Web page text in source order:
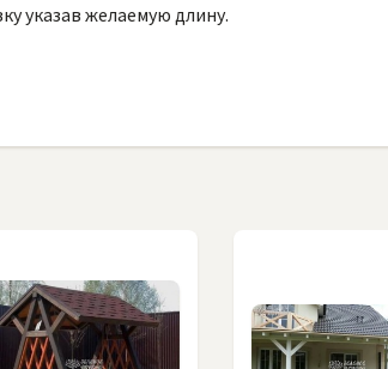
указав желаемую длину.